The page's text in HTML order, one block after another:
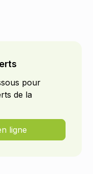
pour
de la
ligne